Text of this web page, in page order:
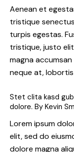
Aenean et
tristique
turpis egestas.
tristique, justo
magna
neque at,
Stet clita kasd
dolore. By Kevin
Lorem ipsum
elit, sed do
dolore magna